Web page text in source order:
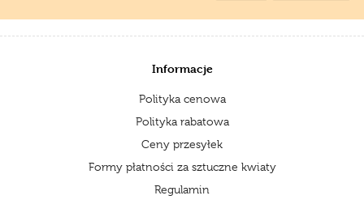
Informacje
Polityka cenowa
Polityka rabatowa
Ceny przesyłek
Formy płatności za sztuczne kwiaty
Regulamin